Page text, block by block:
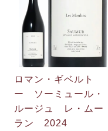
ロマン・ギベルト
ー ソーミュール・
ルージュ レ・ムー
ラン 2024